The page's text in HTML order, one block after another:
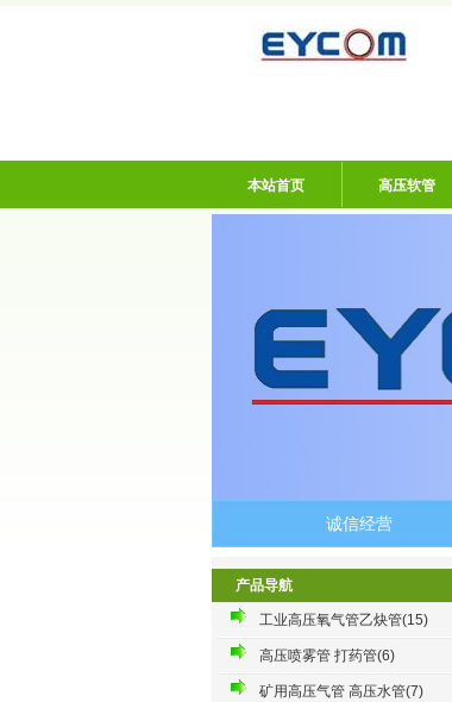
阳谷亿通塑
本站首页 高压软管
诚信经营
产品导航
工业高压氧气管乙炔管(15)
高压喷雾管 打药管(6)
矿用高压气管 高压水管(7)